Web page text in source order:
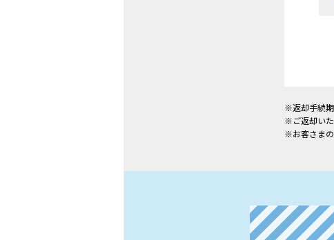
※返却手続
※ご返却い
※お客さま